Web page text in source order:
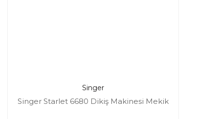
Singer
Singer Starlet 6680 Dikiş Makinesi Mekik